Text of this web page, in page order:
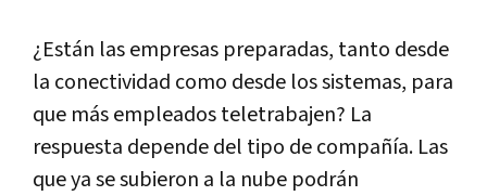
¿Están las empresas preparadas, tanto desde
la conectividad como desde los sistemas, para
que más empleados teletrabajen? La
respuesta depende del tipo de compañía. Las
que ya se subieron a la nube podrán